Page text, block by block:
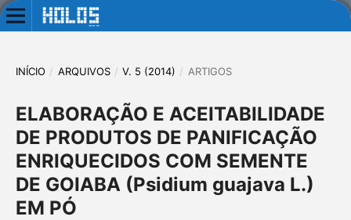
INÍCIO / ARQUIVOS / V. 5 (2014) / ARTIGOS
ELABORAÇÃO E ACEITABILIDADE
DE PRODUTOS DE PANIFICAÇÃO
ENRIQUECIDOS COM SEMENTE
DE GOIABA (Psidium guajava L.)
EM PÓ